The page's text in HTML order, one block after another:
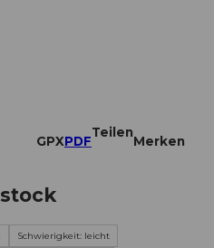
GPXPDF
Teilen
Merken
Schwierigkeit: leicht